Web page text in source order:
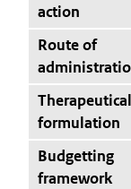
action
Route of
Therapeutical
formulation
Budgetting
framework